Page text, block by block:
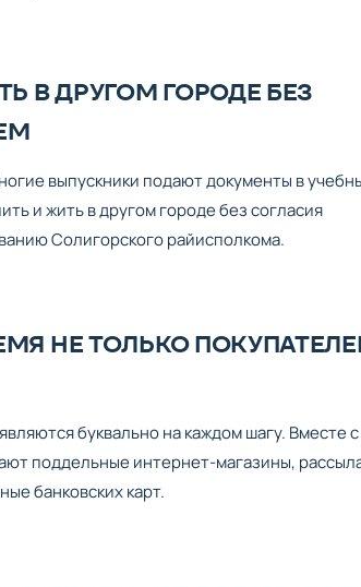
В ДРУГОМ ГОРОДЕ БЕЗ
выпускники подают документы в
и жить в другом городе без согласия
Солигорского райисполкома.
НЕ ТОЛЬКО
буквально на каждом шагу. Вместе
поддельные интернет-магазины,
банковских карт.